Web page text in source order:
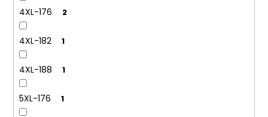
4XL-176 2
4XL-182 1
4XL-188 1
5XL-176 1